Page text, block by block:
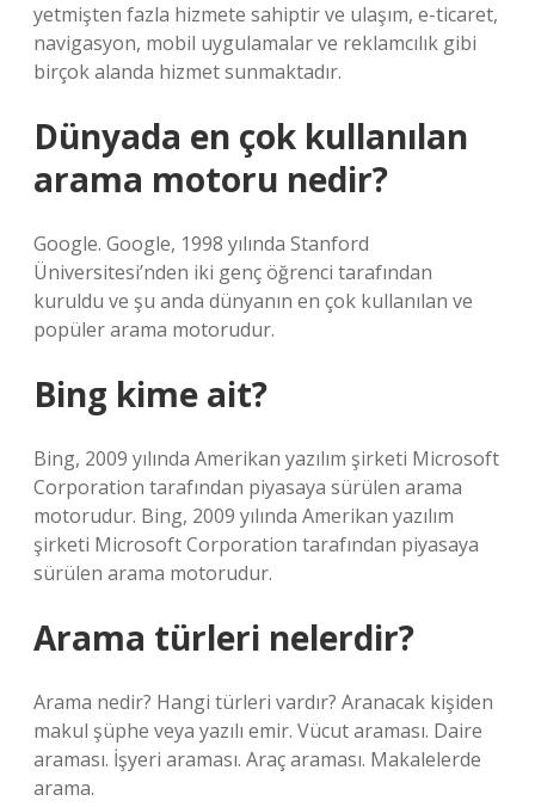
yetmişten fazla hizmete sahiptir ve ulaşım, e-ticaret,
navigasyon, mobil uygulamalar ve reklamcılık gibi
birçok alanda hizmet sunmaktadır.
Dünyada en çok kullanılan
arama motoru nedir?
Google. Google, 1998 yılında Stanford
Üniversitesi’nden iki genç öğrenci tarafından
kuruldu ve şu anda dünyanın en çok kullanılan ve
popüler arama motorudur.
Bing kime ait?
Bing, 2009 yılında Amerikan yazılım şirketi Microsoft
Corporation tarafından piyasaya sürülen arama
motorudur. Bing, 2009 yılında Amerikan yazılım
şirketi Microsoft Corporation tarafından piyasaya
sürülen arama motorudur.
Arama türleri nelerdir?
Arama nedir? Hangi türleri vardır? Aranacak kişiden
makul şüphe veya yazılı emir. Vücut araması. Daire
araması. İşyeri araması. Araç araması. Makalelerde
arama.